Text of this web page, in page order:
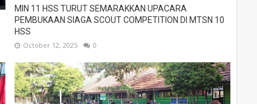
MIN 11 HSS TURUT SEMARAKKAN UPACARA
PEMBUKAAN SIAGA SCOUT COMPETITION DI MTSN 10
HSS
October 12, 2025 0